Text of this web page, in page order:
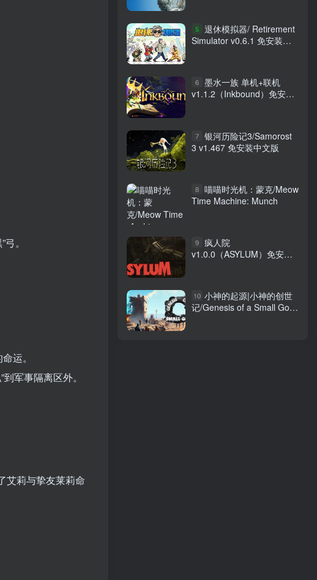
。
运。
军事隔离区外。
艾莉与挚友莱莉命
5 退休模拟器/ Retirement
Simulator v0.6.1 免安装中
6 墨水一族 单机+联机
v1.1.2（Inkbound）免安装
7 银河历险记3/Samorost
3 v1.467 免安装中文版
8 喵喵时光机：蒙克/Meow
Time Machine: Munch
9 疯人院
v1.0.0（ASYLUM）免安装
10 小神的起源|小神的创世
记/Genesis of a Small God